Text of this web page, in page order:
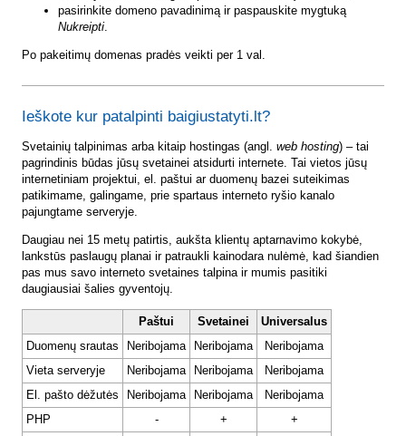
pasirinkite domeno pavadinimą ir paspauskite mygtuką
Nukreipti.
Po pakeitimų domenas pradės veikti per 1 val.
Ieškote kur patalpinti baigiustatyti.lt?
Svetainių talpinimas arba kitaip hostingas (angl. web hosting) – tai
pagrindinis būdas jūsų svetainei atsidurti internete. Tai vietos jūsų
internetiniam projektui, el. paštui ar duomenų bazei suteikimas
patikimame, galingame, prie spartaus interneto ryšio kanalo
pajungtame serveryje.
Daugiau nei 15 metų patirtis, aukšta klientų aptarnavimo kokybė,
lankstūs paslaugų planai ir patraukli kainodara nulėmė, kad šiandien
pas mus savo interneto svetaines talpina ir mumis pasitiki
daugiausiai šalies gyventojų.
Paštui Svetainei
Universalus
Duomenų srautas
Neribojama Neribojama
Neribojama
Vieta serveryje
Neribojama Neribojama
Neribojama
El. pašto dėžutės
Neribojama Neribojama
Neribojama
PHP
- +
+